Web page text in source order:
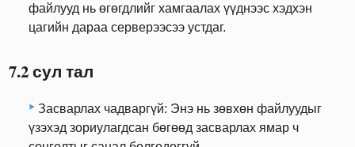
файлууд нь өгөгдлийг хамгаалах үүднээс хэдхэн
цагийн дараа серверээсээ устдаг.
7.2 сул тал
Засварлах чадваргүй: Энэ нь зөвхөн файлуудыг
үзэхэд зориулагдсан бөгөөд засварлах ямар ч